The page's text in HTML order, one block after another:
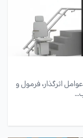
اثرگذار، فرمول و